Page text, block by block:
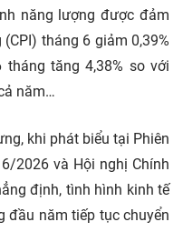
năng lượng được đảm
tháng 6 giảm 0,39%
tăng 4,38% so với
năm…
khi phát biểu tại Phiên
2026 và Hội nghị Chính
định, tình hình kinh tế
đầu năm tiếp tục chuyển